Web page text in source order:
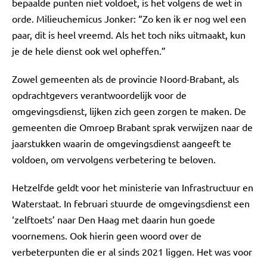
bepaalde punten niet voldoet, is het volgens de wet in
orde. Milieuchemicus Jonker: “Zo ken ik er nog wel een
paar, dit is heel vreemd. Als het toch niks uitmaakt, kun
je de hele dienst ook wel opheffen.”
Zowel gemeenten als de provincie Noord-Brabant, als
opdrachtgevers verantwoordelijk voor de
omgevingsdienst, lijken zich geen zorgen te maken. De
gemeenten die Omroep Brabant sprak verwijzen naar de
jaarstukken waarin de omgevingsdienst aangeeft te
voldoen, om vervolgens verbetering te beloven.
Hetzelfde geldt voor het ministerie van Infrastructuur en
Waterstaat. In februari stuurde de omgevingsdienst een
‘zelftoets’ naar Den Haag met daarin hun goede
voornemens. Ook hierin geen woord over de
verbeterpunten die er al sinds 2021 liggen. Het was voor